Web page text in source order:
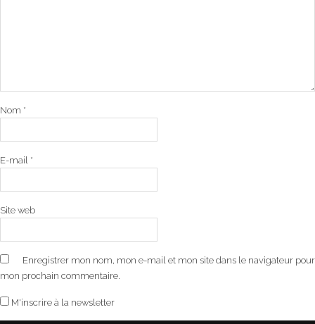
Nom *
E-mail *
Site web
Enregistrer mon nom, mon e-mail et mon site dans le navigateur pour
mon prochain commentaire.
M'inscrire à la newsletter